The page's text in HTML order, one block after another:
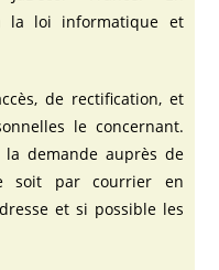
la loi informatique et
de rectification, et
le concernant.
demande auprès de
soit par courrier en
et si possible les